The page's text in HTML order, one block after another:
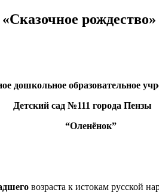
рождество»
дошкольное образовательное
№111 города Пензы
возраста к истокам русской